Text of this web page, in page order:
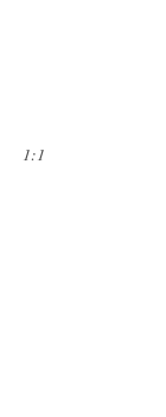
1:1